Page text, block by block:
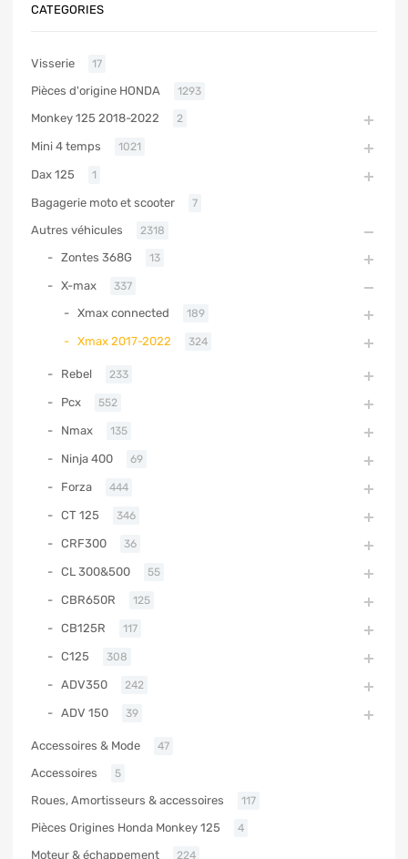
CATEGORIES
Visserie 17
Pièces d'origine HONDA 1293
Monkey 125 2018-2022 2
Mini 4 temps 1021
Dax 125 1
Bagagerie moto et scooter 7
Autres véhicules 2318
Zontes 368G 13
X-max 337
Xmax connected 189
Xmax 2017-2022 324
Rebel 233
Pcx 552
Nmax 135
Ninja 400 69
Forza 444
CT 125 346
CRF300 36
CL 300&500 55
CBR650R 125
CB125R 117
C125 308
ADV350 242
ADV 150 39
Accessoires & Mode 47
Accessoires 5
Roues, Amortisseurs & accessoires 117
Pièces Origines Honda Monkey 125 4
Moteur & échappement 224